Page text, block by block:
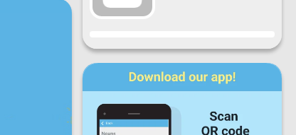
Fandrosoana
Alatsinainy Alarobia Alakamisy